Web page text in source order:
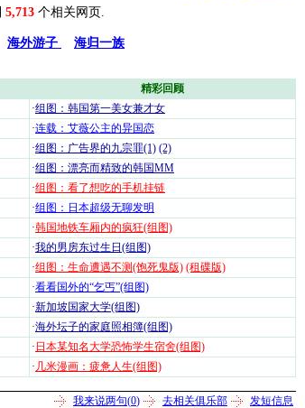
5,713 个相关网页.
海外游子 海归一族
精彩回顾
·组图：韩国第一美女兼才女
·连载：艾薇公主的异国恋
·组图：广告界的九宗罪(1) (2)
·组图：漂亮而精致的韩国MM
·组图：看了想吃的手机挂链
·组图：日本超级无聊发明
·韩国地铁车厢内的疯狂(组图)
·我的男房东过生日(组图)
·组图：生命遭遇不测(饱死鬼版) (租碟版)
·看看国外的“乞丐”(组图)
·新加坡国家大学(组图)
·海外坛子的家庭照相簿(组图)
· 日本某知名大学恐怖学生宿舍(组图)
· 几米漫画：疲惫人生(组图)
我来说两句(0) 去相关俱乐部 发短信息